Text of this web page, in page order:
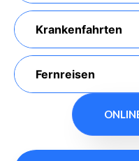
Krankenfahrten
Fernreisen